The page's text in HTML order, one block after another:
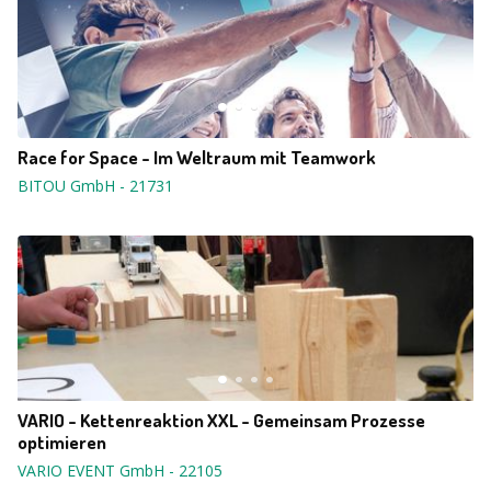
Race for Space - Im Weltraum mit Teamwork
BITOU GmbH - 21731
VARIO - Kettenreaktion XXL - Gemeinsam Prozesse
optimieren
VARIO EVENT GmbH - 22105